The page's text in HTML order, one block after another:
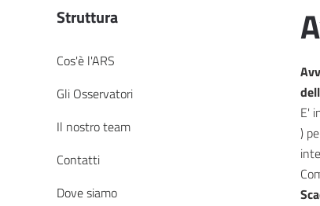
Struttura
Cos'è l'ARS
Gli Osservatori
Il nostro team
Contatti
Dove siamo
E'
)